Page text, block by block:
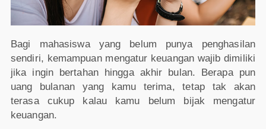
Bagi mahasiswa yang belum punya penghasilan
sendiri, kemampuan mengatur keuangan wajib dimiliki
jika ingin bertahan hingga akhir bulan. Berapa pun
uang bulanan yang kamu terima, tetap tak akan
terasa cukup kalau kamu belum bijak mengatur
keuangan.